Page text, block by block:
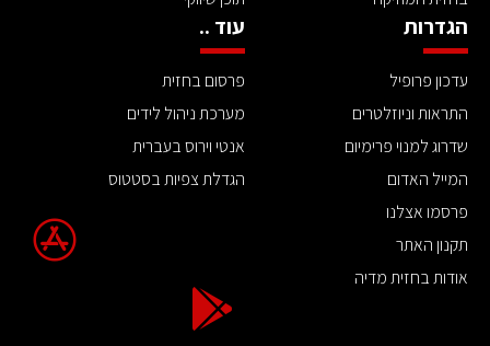
הגדרות
עדכון פרופיל
התראות וניוזלטרים
שדרוג למנוי פרימיום
המייל האדום
פרסמו אצלנו
תקנון האתר
אודות בחזית מדיה
עוד ..
פרסום בחזית
מערכת ניהול לידים
אנטי וירוס בעברית
הגדלת צפיות בסטטוס